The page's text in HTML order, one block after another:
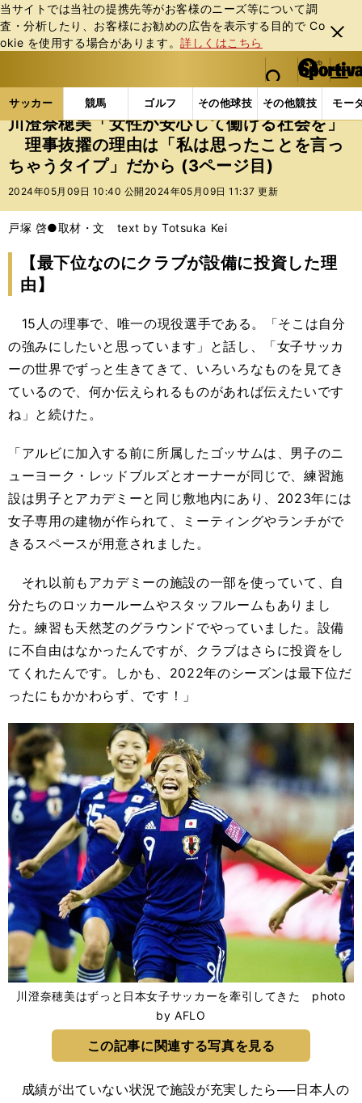
当サイトでは当社の提携先等がお客様のニーズ等について調
査・分析したり、お客様にお勧めの広告を表⽰する⽬的で Co
okie を使⽤する場合があります。詳しくはこちら
閉じ
る
web Sportiva (webスポルティーバ)
検索
マイペ
ー
ジ
メニュ
サッカー 競馬 ゴルフ その他球技 その他競技 モー
ス
ポ
ル
テ
ー
バ
サッカーの記事一覧 サッカー代表 なでしこジャパ
川澄奈穂美「女性が安心して働ける社会を」
理事抜擢の理由は「私は思ったことを言っ
ちゃうタイプ」だから (3ページ目)
2024年05月09日 10:40 公開 2024年05月09日 11:37 更新
戸塚 啓●取材・文 text by Totsuka Kei
【最下位なのにクラブが設備に投資した理
由】
15人の理事で、唯一の現役選手である。「そこは自分
の強みにしたいと思っています」と話し、「女子サッカ
ーの世界でずっと生きてきて、いろいろなものを見てき
ているので、何か伝えられるものがあれば伝えたいです
ね」と続けた。
「アルビに加入する前に所属したゴッサムは、男子のニ
ューヨーク・レッドブルズとオーナーが同じで、練習施
設は男子とアカデミーと同じ敷地内にあり、2023年には
女子専用の建物が作られて、ミーティングやランチがで
きるスペースが用意されました。
それ以前もアカデミーの施設の一部を使っていて、自
分たちのロッカールームやスタッフルームもありまし
た。練習も天然芝のグラウンドでやっていました。設備
に不自由はなかったんですが、クラブはさらに投資をし
てくれたんです。しかも、2022年のシーズンは最下位だ
ったにもかかわらず、です！」
川澄奈穂美はずっと日本女子サッカーを牽引してきた photo
by AFLO
この記事に関連する写真を見る
成績が出ていない状況で施設が充実したら──日本人の